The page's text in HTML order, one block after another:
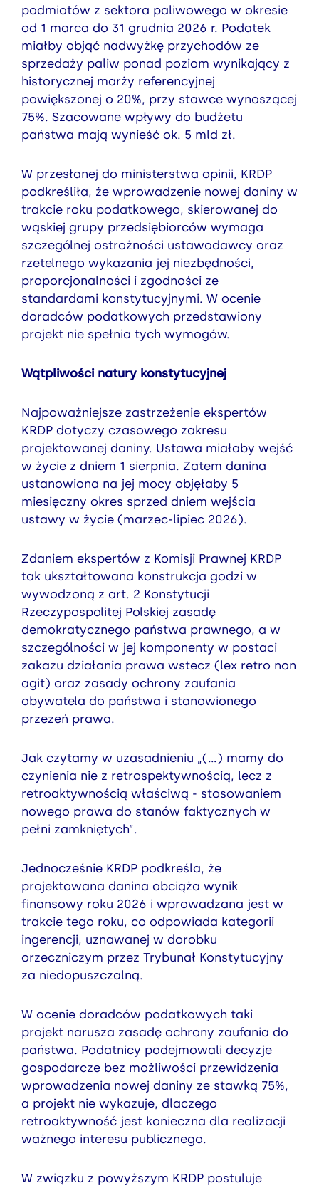
podmiotów z sektora paliwowego w okresie
od 1 marca do 31 grudnia 2026 r. Podatek
miałby objąć nadwyżkę przychodów ze
sprzedaży paliw ponad poziom wynikający z
historycznej marży referencyjnej
powiększonej o 20%, przy stawce wynoszącej
75%. Szacowane wpływy do budżetu
państwa mają wynieść ok. 5 mld zł.
W przesłanej do ministerstwa opinii, KRDP
podkreśliła, że wprowadzenie nowej daniny w
trakcie roku podatkowego, skierowanej do
wąskiej grupy przedsiębiorców wymaga
szczególnej ostrożności ustawodawcy oraz
rzetelnego wykazania jej niezbędności,
proporcjonalności i zgodności ze
standardami konstytucyjnymi. W ocenie
doradców podatkowych przedstawiony
projekt nie spełnia tych wymogów.
Wątpliwości natury konstytucyjnej
Najpoważniejsze zastrzeżenie ekspertów
KRDP dotyczy czasowego zakresu
projektowanej daniny. Ustawa miałaby wejść
w życie z dniem 1 sierpnia. Zatem danina
ustanowiona na jej mocy objęłaby 5
miesięczny okres sprzed dniem wejścia
ustawy w życie (marzec-lipiec 2026).
Zdaniem ekspertów z Komisji Prawnej KRDP
tak ukształtowana konstrukcja godzi w
wywodzoną z art. 2 Konstytucji
Rzeczypospolitej Polskiej zasadę
demokratycznego państwa prawnego, a w
szczególności w jej komponenty w postaci
zakazu działania prawa wstecz (lex retro non
agit) oraz zasady ochrony zaufania
obywatela do państwa i stanowionego
przezeń prawa.
Jak czytamy w uzasadnieniu „(…) mamy do
czynienia nie z retrospektywnością, lecz z
retroaktywnością właściwą - stosowaniem
nowego prawa do stanów faktycznych w
pełni zamkniętych”.
Jednocześnie KRDP podkreśla, że
projektowana danina obciąża wynik
finansowy roku 2026 i wprowadzana jest w
trakcie tego roku, co odpowiada kategorii
ingerencji, uznawanej w dorobku
orzeczniczym przez Trybunał Konstytucyjny
za niedopuszczalną.
W ocenie doradców podatkowych taki
projekt narusza zasadę ochrony zaufania do
państwa. Podatnicy podejmowali decyzje
gospodarcze bez możliwości przewidzenia
wprowadzenia nowej daniny ze stawką 75%,
a projekt nie wykazuje, dlaczego
retroaktywność jest konieczna dla realizacji
ważnego interesu publicznego.
W związku z powyższym KRDP postuluje